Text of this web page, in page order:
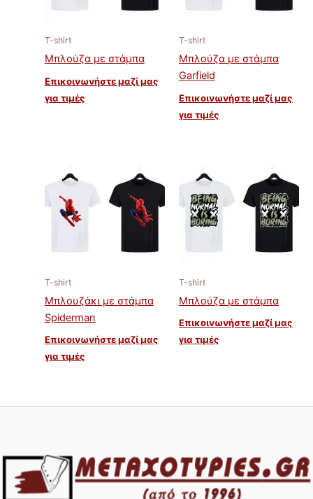
T-shirt
Μπλούζα με στάμπα
Επικοινωνήστε μαζί μας
για τιμές
T-shirt
Μπλούζα με στάμπα
Garfield
Επικοινωνήστε μαζί μας
για τιμές
T-shirt
Μπλουζάκι με στάμπα
Spiderman
Επικοινωνήστε μαζί μας
για τιμές
T-shirt
Μπλούζα με στάμπα
Επικοινωνήστε μαζί μας
για τιμές